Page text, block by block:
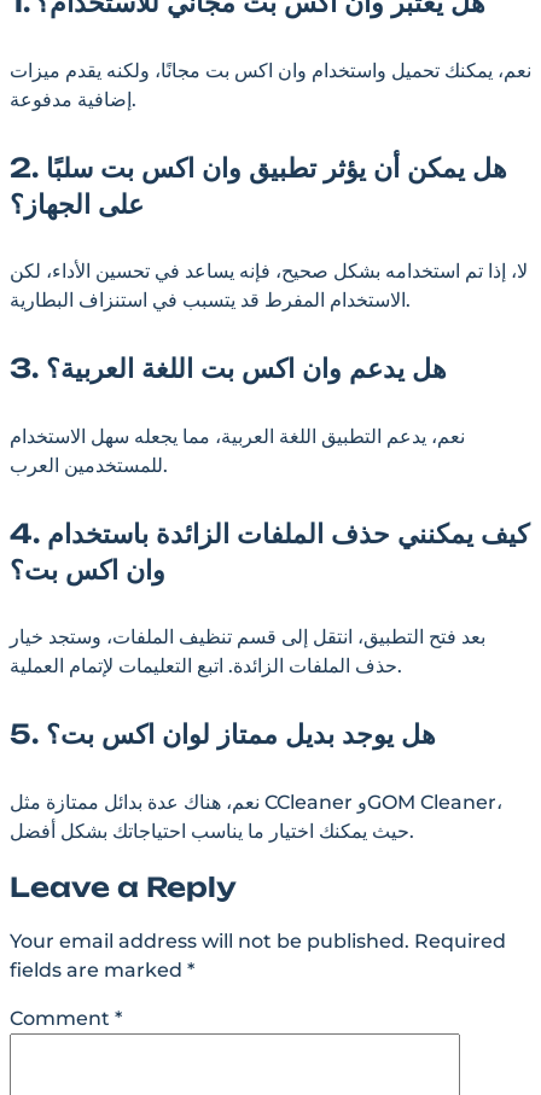
نعم، يمكنك تحميل واستخدام وان اكس بت مجانًا، ولكنه يقدم ميزات
إضافية مدفوعة.
2. هل يمكن أن يؤثر تطبيق وان اكس بت سلبًا
على الجهاز؟
لا، إذا تم استخدامه بشكل صحيح، فإنه يساعد في تحسين الأداء، لكن
الاستخدام المفرط قد يتسبب في استنزاف البطارية.
3. هل يدعم وان اكس بت اللغة العربية؟
نعم، يدعم التطبيق اللغة العربية، مما يجعله سهل الاستخدام
للمستخدمين العرب.
4. كيف يمكنني حذف الملفات الزائدة باستخدام
وان اكس بت؟
بعد فتح التطبيق، انتقل إلى قسم تنظيف الملفات، وستجد خيار
حذف الملفات الزائدة. اتبع التعليمات لإتمام العملية.
5. هل يوجد بديل ممتاز لوان اكس بت؟
نعم، هناك عدة بدائل ممتازة مثل CCleaner وGOM Cleaner،
حيث يمكنك اختيار ما يناسب احتياجاتك بشكل أفضل.
Leave a Reply
Your email address will not be published. Required
fields are marked *
Comment *